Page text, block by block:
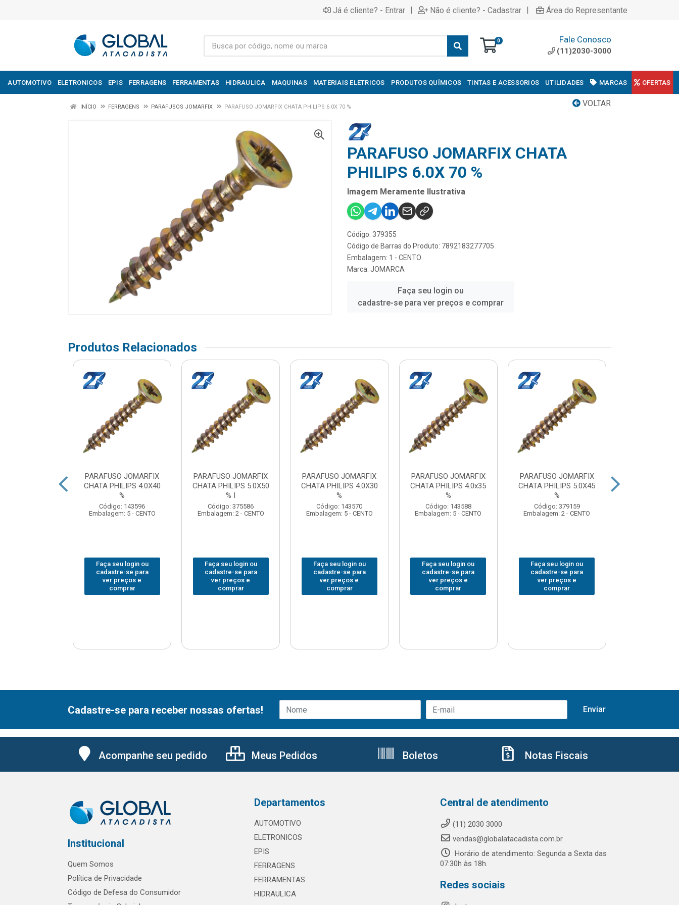
Já é cliente? - Entrar | Não é cliente? - Cadastrar | Área do Representante
0 Fale Conosco
(11)2030-3000
AUTOMOTIVO ELETRONICOS EPIS FERRAGENS FERRAMENTAS HIDRAULICA MAQUINAS MATERIAIS ELETRICOS PRODUTOS QUÍMICOS TINTAS E ACESSORIOS UTILIDADES MARCAS OFERTAS
VOLTAR
INÍCIO FERRAGENS PARAFUSOS JOMARFIX PARAFUSO JOMARFIX CHATA PHILIPS 6.0X 70 %
PARAFUSO JOMARFIX CHATA
PHILIPS 6.0X 70 %
Imagem Meramente Ilustrativa
Código: 379355
Código de Barras do Produto: 7892183277705
Embalagem: 1 - CENTO
Marca: JOMARCA
Faça seu login ou
cadastre-se para ver preços e comprar
Produtos Relacionados
PARAFUSO JOMARFIX
CHATA PHILIPS 4.0X40
%
Código: 143596
Embalagem: 5 - CENTO
Faça seu login ou
cadastre-se para
ver preços e
comprar
PARAFUSO JOMARFIX
CHATA PHILIPS 5.0X50
% I
Código: 375586
Embalagem: 2 - CENTO
Faça seu login ou
cadastre-se para
ver preços e
comprar
PARAFUSO JOMARFIX
CHATA PHILIPS 4.0X30
%
Código: 143570
Embalagem: 5 - CENTO
Faça seu login ou
cadastre-se para
ver preços e
comprar
PARAFUSO JOMARFIX
CHATA PHILIPS 4.0x35
%
Código: 143588
Embalagem: 5 - CENTO
Faça seu login ou
cadastre-se para
ver preços e
comprar
PARAFUSO JOMARFIX
CHATA PHILIPS 5.0X45
%
Código: 379159
Embalagem: 2 - CENTO
Faça seu login ou
cadastre-se para
ver preços e
comprar
Cadastre-se para receber nossas ofertas!
Acompanhe seu pedido Meus Pedidos Boletos Notas Fiscais
Institucional
Quem Somos
Política de Privacidade
Código de Defesa do Consumidor
Departamentos
AUTOMOTIVO
ELETRONICOS
EPIS
FERRAGENS
FERRAMENTAS
HIDRAULICA
Central de atendimento
(11) 2030 3000
vendas@globalatacadista.com.br
Horário de atendimento: Segunda a Sexta das
07:30h às 18h.
Redes sociais